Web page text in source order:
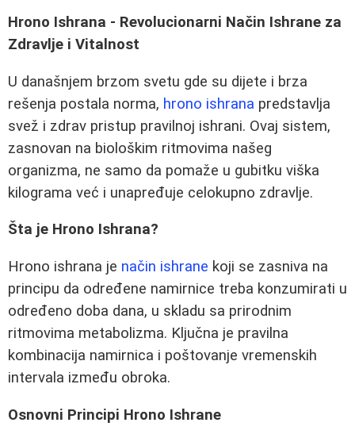
Hrono Ishrana - Revolucionarni Način Ishrane za
Zdravlje i Vitalnost
U današnjem brzom svetu gde su dijete i brza
rešenja postala norma, hrono ishrana predstavlja
svež i zdrav pristup pravilnoj ishrani. Ovaj sistem,
zasnovan na biološkim ritmovima našeg
organizma, ne samo da pomaže u gubitku viška
kilograma već i unapređuje celokupno zdravlje.
Šta je Hrono Ishrana?
Hrono ishrana je način ishrane koji se zasniva na
principu da određene namirnice treba konzumirati u
određeno doba dana, u skladu sa prirodnim
ritmovima metabolizma. Ključna je pravilna
kombinacija namirnica i poštovanje vremenskih
intervala između obroka.
Osnovni Principi Hrono Ishrane